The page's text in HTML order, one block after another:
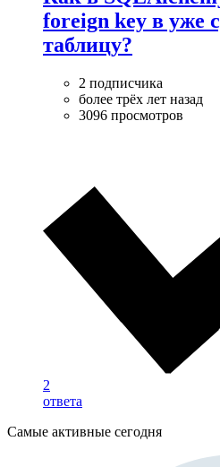
foreign key в уже
таблицу?
2 подписчика
более трёх лет назад
3096 просмотров
2
ответа
Самые активные сегодня